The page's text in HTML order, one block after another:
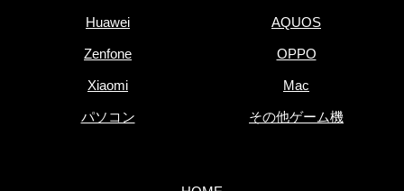
Huawei AQUOS
Zenfone OPPO
Xiaomi Mac
パソコン その他ゲーム機